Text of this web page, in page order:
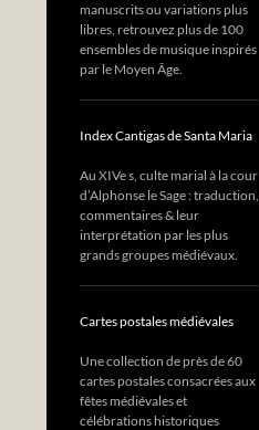
manuscrits ou variations plus
libres, retrouvez plus de 100
ensembles de musique inspirés
par le Moyen Âge.
Index Cantigas de Santa Maria
Au XIVe s, culte marial à la cour
d’Alphonse le Sage : traduction,
commentaires & leur
interprétation par les plus
grands groupes médiévaux.
Cartes postales médiévales
Une collection de près de 60
cartes postales consacrées aux
fêtes médiévales et
célébrations historiques